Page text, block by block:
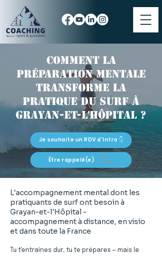
Comment la
préparation mentale
transforme la
pratique du surf à
Grayan-et-l'Hôpital ?
Je souhaite un RDV d'Intro 👇
Être rappelé(e)
L'accompagnement mental dont les
pratiquants de surf ont besoin à
Grayan-et-l'Hôpital -
accompagnement à distance, en visio
et dans toute la France
Tu t'entraînes dur, tu te prépares — mais le